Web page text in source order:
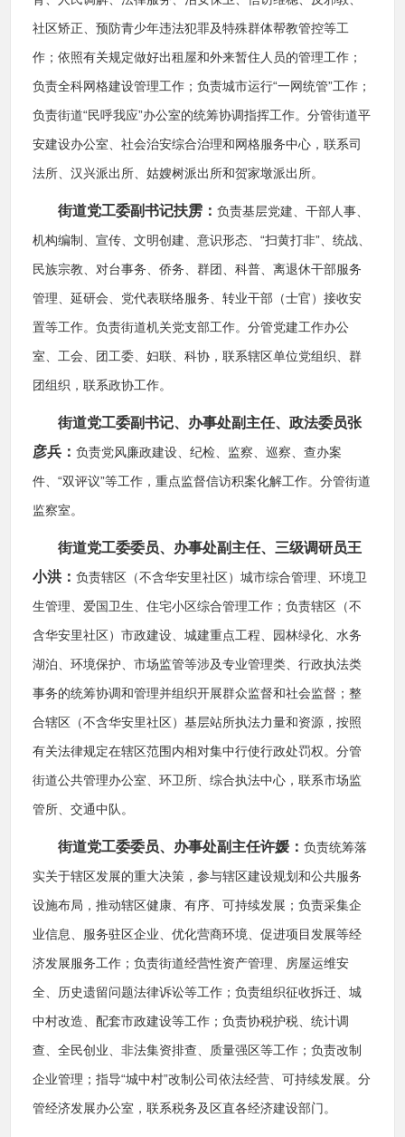
社区矫正、预防青少年违法犯罪及特殊群体帮教管控等工
作；依照有关规定做好出租屋和外来暂住人员的管理工作；
负责全科网格建设管理工作；负责城市运行“一网统管”工作；
负责街道“民呼我应”办公室的统筹协调指挥工作。分管街道平
安建设办公室、社会治安综合治理和网格服务中心，联系司
法所、汉兴派出所、姑嫂树派出所和贺家墩派出所。
街道党工委副书记扶雳： 负责基层党建、干部人事、
机构编制、宣传、文明创建、意识形态、“扫黄打非”、统战、
民族宗教、对台事务、侨务、群团、科普、离退休干部服务
管理、延研会、党代表联络服务、转业干部（士官）接收安
置等工作。负责街道机关党支部工作。分管党建工作办公
室、工会、团工委、妇联、科协，联系辖区单位党组织、群
团组织，联系政协工作。
街道党工委副书记、办事处副主任、政法委员张
彦兵： 负责党风廉政建设、纪检、监察、巡察、查办案
件、“双评议”等工作，重点监督信访积案化解工作。分管街道
监察室。
街道党工委委员、办事处副主任、三级调研员王
小洪： 负责辖区（不含华安里社区）城市综合管理、环境卫
生管理、爱国卫生、住宅小区综合管理工作；负责辖区（不
含华安里社区）市政建设、城建重点工程、园林绿化、水务
湖泊、环境保护、市场监管等涉及专业管理类、行政执法类
事务的统筹协调和管理并组织开展群众监督和社会监督；整
合辖区（不含华安里社区）基层站所执法力量和资源，按照
有关法律规定在辖区范围内相对集中行使行政处罚权。分管
街道公共管理办公室、环卫所、综合执法中心，联系市场监
管所、交通中队。
街道党工委委员、办事处副主任许媛： 负责统筹落
实关于辖区发展的重大决策，参与辖区建设规划和公共服务
设施布局，推动辖区健康、有序、可持续发展；负责采集企
业信息、服务驻区企业、优化营商环境、促进项目发展等经
济发展服务工作；负责街道经营性资产管理、房屋运维安
全、历史遗留问题法律诉讼等工作；负责组织征收拆迁、城
中村改造、配套市政建设等工作；负责协税护税、统计调
查、全民创业、非法集资排查、质量强区等工作；负责改制
企业管理；指导“城中村”改制公司依法经营、可持续发展。分
管经济发展办公室，联系税务及区直各经济建设部门。